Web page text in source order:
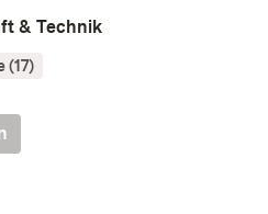
& Technik
(17)